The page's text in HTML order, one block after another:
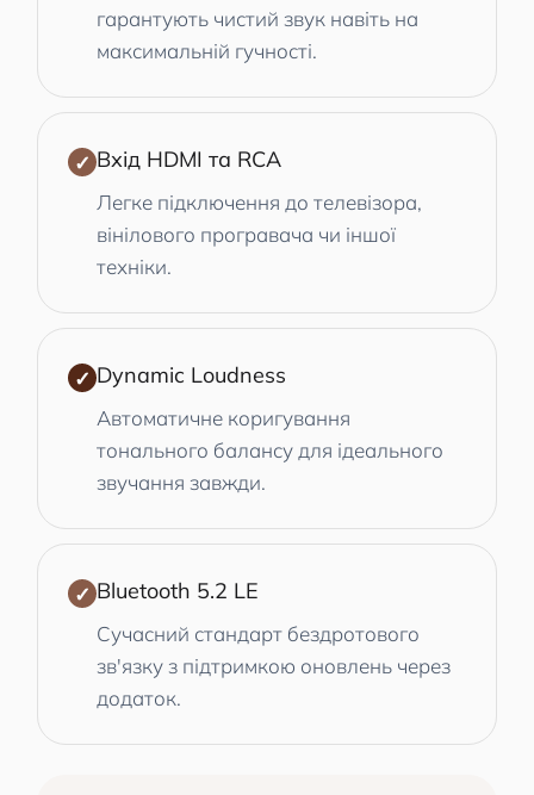
гарантують чистий звук навіть на
максимальній гучності.
✓ Вхід HDMI та RCA
Легке підключення до телевізора,
вінілового програвача чи іншої
техніки.
✓ Dynamic Loudness
Автоматичне коригування
тонального балансу для ідеального
звучання завжди.
✓ Bluetooth 5.2 LE
Сучасний стандарт бездротового
зв'язку з підтримкою оновлень через
додаток.